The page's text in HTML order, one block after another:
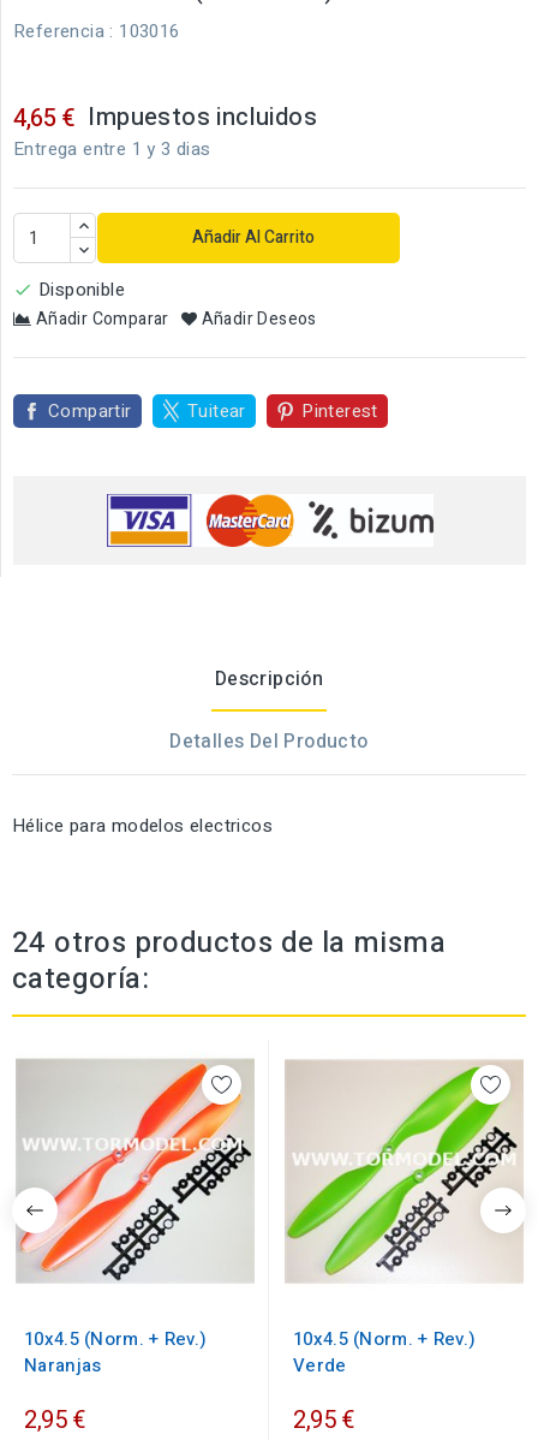
Referencia : 103016
4,65 € Impuestos incluidos
Entrega entre 1 y 3 dias
Añadir Al Carrito
 Disponible
Añadir Comparar Añadir Deseos
Compartir Tuitear Pinterest
Descripción
Detalles Del Producto
Hélice para modelos electricos
24 otros productos de la misma
categoría:
10x4.5 (Norm. + Rev.)
Naranjas
2,95 €
10x4.5 (Norm. + Rev.)
Verde
2,95 €